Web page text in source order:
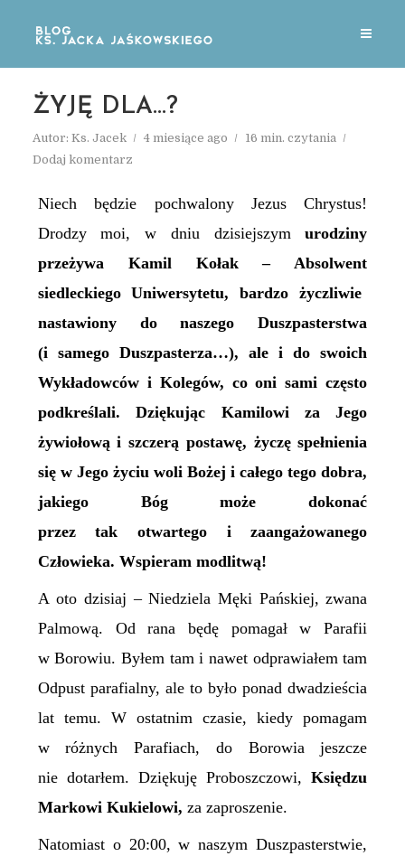
ŻYJĘ DLA…?
Autor: Ks. Jacek 4 miesiące ago
16 min. czytania
Dodaj komentarz
Niech będzie pochwalony Jezus Chrystus!
Drodzy moi, w dniu dzisiejszymurodziny
przeżywa Kamil Kołak –Absolwent
siedleckiego Uniwersytetu, bardzo życzliwie
nastawiony do naszego Duszpasterstwa
(i samego Duszpasterza…), ale i do swoich
Wykładowców i Kolegów, co oni sami często
podkreślali. Dziękując Kamilowi za Jego
żywiołową i szczerą postawę, życzę spełnienia
się w Jego życiu woli Bożej i całego tego dobra,
jakiego Bóg może dokonać
przez tak otwartego i zaangażowanego
Człowieka. Wspieram modlitwą!
A oto dzisiaj – Niedziela Męki Pańskiej, zwana
Palmową. Od rana będę pomagał w Parafii
w Borowiu. Byłem tam i nawet odprawiałem tam
Odpust parafialny, ale to było ponad dwadzieścia
lat temu. W ostatnim czasie, kiedy pomagam
w różnych Parafiach, do Borowia jeszcze
nie dotarłem. Dziękuję Proboszczowi, Księdzu
Markowi Kukielowi, za zaproszenie.
Natomiast o 20:00, w naszym Duszpasterstwie,